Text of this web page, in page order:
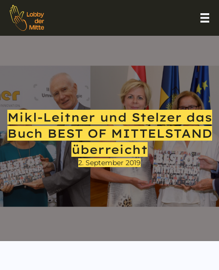
Mikl-Leitner und Stelzer das
Buch BEST OF MITTELSTAND
überreicht
2. September 2019